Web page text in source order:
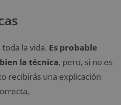
la vida. Es probable
la técnica, pero, si no es
recibirás una explicación